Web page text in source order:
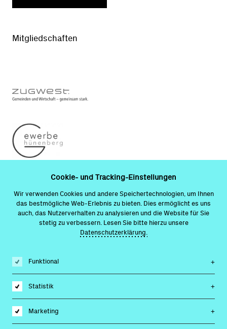
Mitgliedschaften
Preisrechner für Webseiten
Website-Check
Website erstellen lassen
Webdesign Zug
Webdesign Luzern
SEO-Agentur Zug
Cookie- und Tracking-Einstellungen
Wir verwenden Cookies und andere Speichertechnologien, um Ihnen
das bestmögliche Web-Erlebnis zu bieten. Dies ermöglicht es uns
auch, das Nutzerverhalten zu analysieren und die Website für Sie
stetig zu verbessern. Lesen Sie bitte hierzu unsere
Datenschutzerklärung.
Funktional
Statistik
Marketing